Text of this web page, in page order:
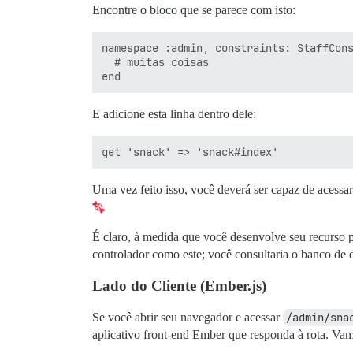
Encontre o bloco que se parece com isto:
namespace :admin, constraints:
  # muitas coisas
E adicione esta linha dentro dele:
Uma vez feito isso, você deverá ser capaz de
É claro, à medida que você desenvolve seu
controlador como este; você consultaria o banco de
Lado do Cliente (Ember.js)
Se você abrir seu navegador e acessar /admin/
aplicativo front-end Ember que responda à rota.